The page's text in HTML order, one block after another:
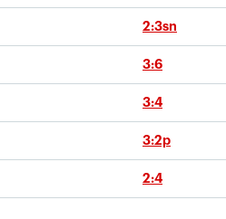
2:3sn
3:6
3:4
3:2p
2:4